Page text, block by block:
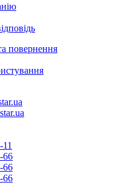
повернення
66
66
66